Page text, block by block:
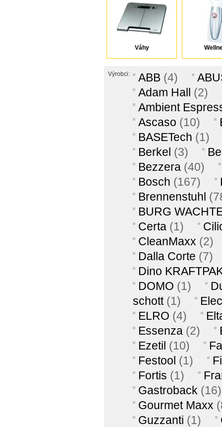
Váhy
Výrobci: ABB (4)
Adam Hall (2)
Ambient
Ascaso (10)
BASETech (1)
Berkel (3)
Bezzera (40)
Bosch (167)
Brennenstuhl
BURG
Certa (1)
CleanMaxx (2)
Dalla Corte (7)
Dino
DOMO (1)
schott (1)
ELRO (4)
Essenza (2)
Ezetil (10)
Festool (1)
Fortis (1)
Gastroback (16)
Gourmet Maxx
Guzzanti (1)